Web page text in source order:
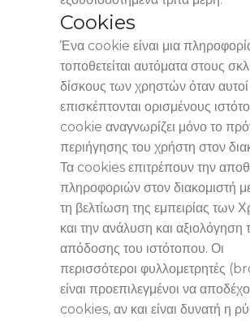
Cookies
Ένα cookie είναι μια
τοποθετείται αυτόματα στους
δίσκους των χρηστών όταν αυτοί
επισκέπτονται ορισμένους
cookie αναγνωρίζει μόνο το
περιήγησης του χρήστη στον
Τα cookies επιτρέπουν την
πληροφοριών στον διακομιστή
τη βελτίωση της εμπειρίας των
και την ανάλυση και αξιολόγηση
απόδοσης του ιστότοπου. Οι
περισσότεροι φυλλομετρητές
είναι προεπιλεγμένοι να
cookies, αν και είναι δυνατή η